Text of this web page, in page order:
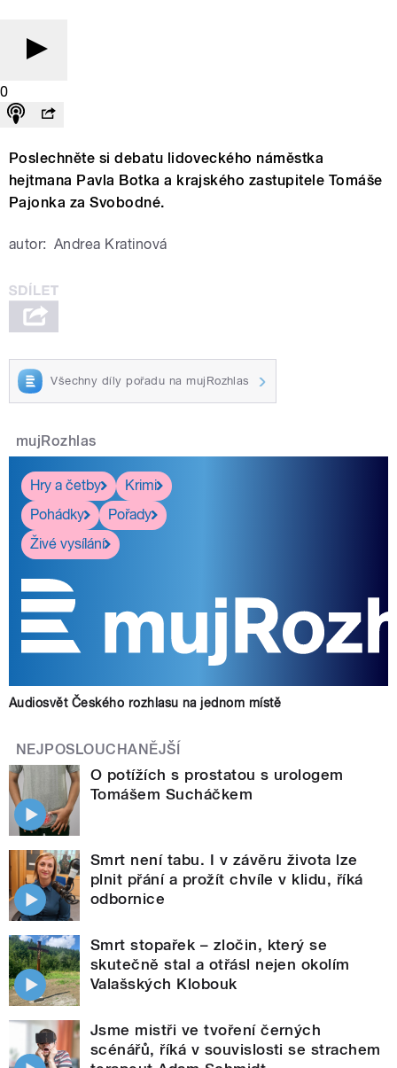
0
Poslechněte si debatu lidoveckého náměstka
hejtmana Pavla Botka a krajského zastupitele Tomáše
Pajonka za Svobodné.
autor: Andrea Kratinová
Všechny díly pořadu na mujRozhlas
mujRozhlas
Hry a četby
Krimi
Pohádky
Pořady
Živé vysílání
Audiosvět Českého rozhlasu na jednom místě
NEJPOSLOUCHANĚJŠÍ
O potížích s prostatou s urologem
Tomášem Sucháčkem
Smrt není tabu. I v závěru života lze
plnit přání a prožít chvíle v klidu, říká
odbornice
Smrt stopařek – zločin, který se
skutečně stal a otřásl nejen okolím
Valašských Klobouk
Jsme mistři ve tvoření černých
scénářů, říká v souvislosti se strachem